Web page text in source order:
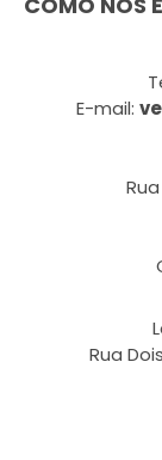
E-mail:
Rua